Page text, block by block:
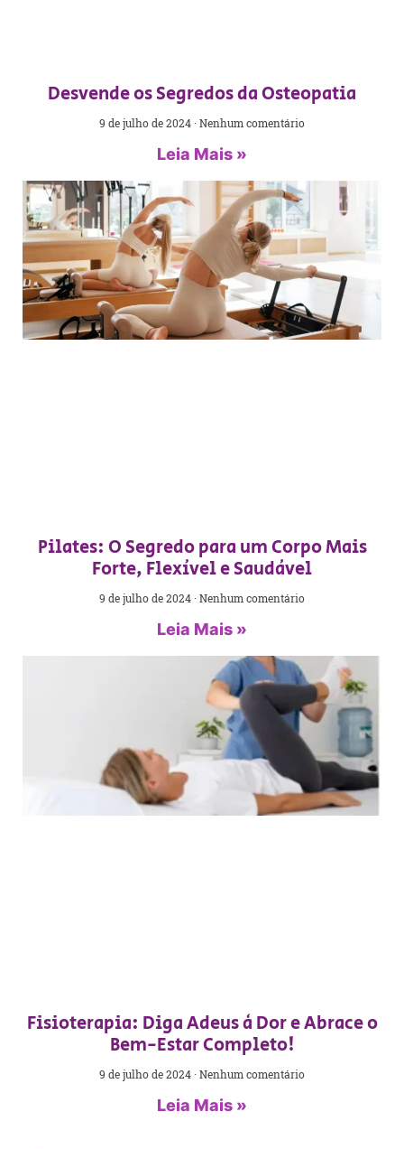
Desvende os Segredos da Osteopatia
9 de julho de 2024 Nenhum comentário
Leia Mais »
Pilates: O Segredo para um Corpo Mais
Forte, Flexível e Saudável
9 de julho de 2024 Nenhum comentário
Leia Mais »
Fisioterapia: Diga Adeus à Dor e Abrace o
Bem-Estar Completo!
9 de julho de 2024 Nenhum comentário
Leia Mais »